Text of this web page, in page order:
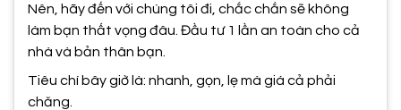
Nên, hãy đến với chúng tôi đi, chắc chắn sẽ không
làm bạn thất vọng đâu. Đầu tư 1 lần an toàn cho cả
nhà và bản thân bạn.
Tiêu chí bây giờ là: nhanh, gọn, lẹ mà giá cả phải
chăng.